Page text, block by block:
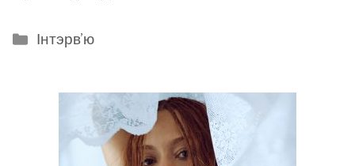
Categories
Інтэрв'ю